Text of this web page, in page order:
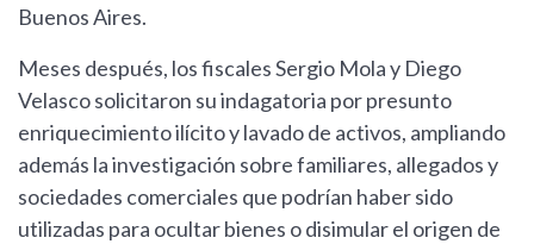
Buenos Aires.
Meses después, los fiscales Sergio Mola y Diego
Velasco solicitaron su indagatoria por presunto
enriquecimiento ilícito y lavado de activos, ampliando
además la investigación sobre familiares, allegados y
sociedades comerciales que podrían haber sido
utilizadas para ocultar bienes o disimular el origen de